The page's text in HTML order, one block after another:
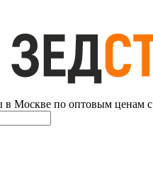
Москве по оптовым ценам с